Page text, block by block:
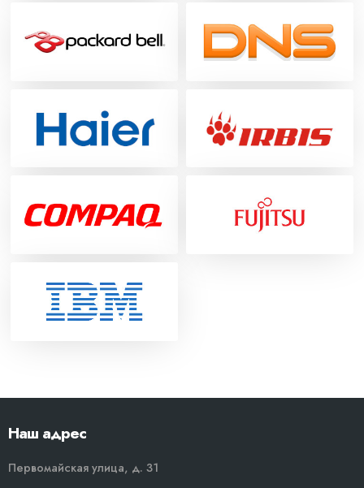
Наш адрес
Первомайская улица, д. 31